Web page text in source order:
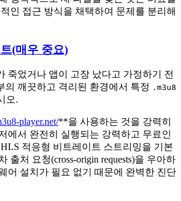
인 접근 방식을 채택하여 문제를 분리해
(매우 중요)
죽었거나 앱이 고장 났다고 가정하기 전
의 깨끗하고 격리된 환경에서 특정 .m3u8
오.
player.net/**을 사용하는 것을 강력히
에서 완전히 실행되는 강력하고 무료인
적응형 비트레이트 스트리밍을 기본
출처 요청(cross-origin requests)을 우아하
어 설치가 필요 없기 때문에 완벽한 진단